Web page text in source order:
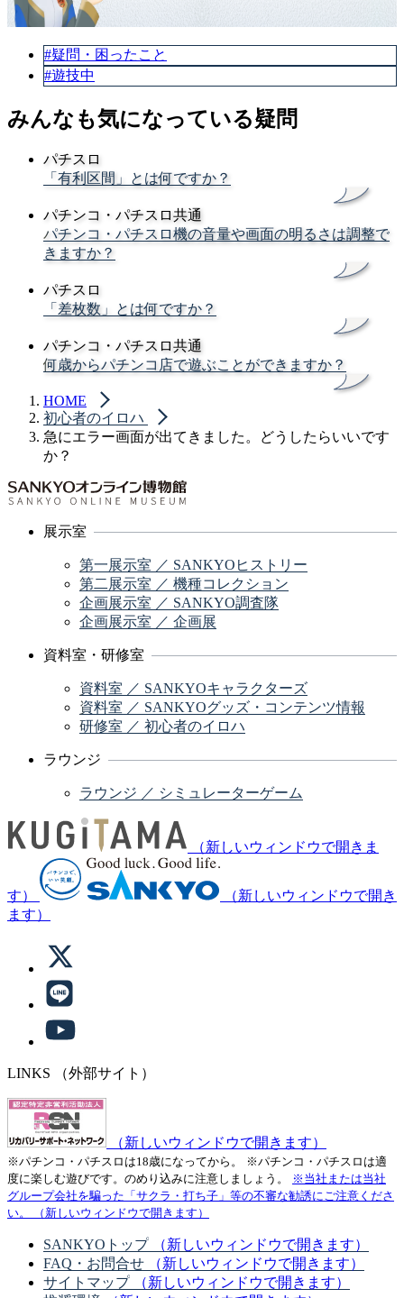
#疑問・困ったこと
#遊技中
みんなも気になっている疑問
パチスロ
「有利区間」とは何ですか？
パチンコ・パチスロ共通
パチンコ・パチスロ機の音量や画面の明るさは調整で
きますか？
パチスロ
「差枚数」とは何ですか？
パチンコ・パチスロ共通
何歳からパチンコ店で遊ぶことができますか？
HOME
初心者のイロハ
急にエラー画面が出てきました。どうしたらいいです
か？
展示室
第一展示室 ／ SANKYOヒストリー
第二展示室 ／ 機種コレクション
企画展示室 ／ SANKYO調査隊
企画展示室 ／ 企画展
資料室・研修室
資料室 ／ SANKYOキャラクターズ
資料室 ／ SANKYOグッズ・コンテンツ情報
研修室 ／ 初心者のイロハ
ラウンジ
ラウンジ ／ シミュレーターゲーム
（新しいウィンドウで開きま
す）
（新しいウィンドウで開き
ます）
LINKS （外部サイト）
（新しいウィンドウで開きます）
※パチンコ・パチスロは18歳になってから。
※パチンコ・パチスロは適
度に楽しむ遊びです。のめり込みに注意しましょう。
※当社または当社
グループ会社を騙った「サクラ・打ち子」等の不審な勧誘にご注意くださ
い。
（新しいウィンドウで開きます）
SANKYOトップ
（新しいウィンドウで開きます）
FAQ・お問合せ
（新しいウィンドウで開きます）
サイトマップ
（新しいウィンドウで開きます）